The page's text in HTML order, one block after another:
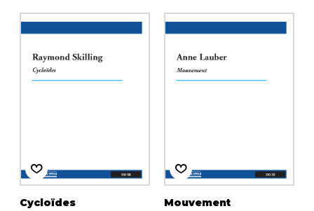
Cycloïdes Mouvement